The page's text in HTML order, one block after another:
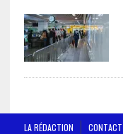
LA RÉDACTION CONTACT